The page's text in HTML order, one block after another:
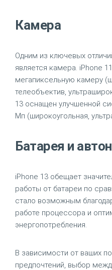
Камера
Одним из ключевых
является камера. iPhone
мегапиксельную камеру
телеобъектив,
13 оснащен улучшенной
Мп (широкоугольная,
Батарея и
iPhone 13 обещает
работы от батареи по
стало возможным
работе процессора и
энергопотребления.
В зависимости от ваших
предпочтений, выбор